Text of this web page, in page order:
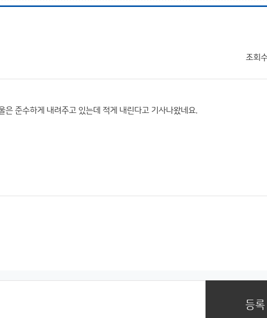
조회
준수하게 내려주고 있는데 적게 내린다고 기사나왔네요.
등록